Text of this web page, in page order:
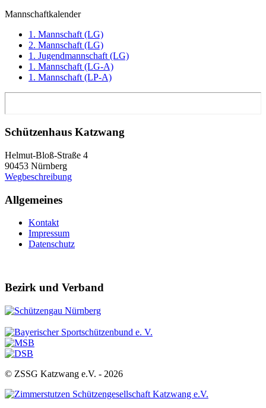
Mannschaftkalender
1. Mannschaft (LG)
2. Mannschaft (LG)
1. Jugendmannschaft (LG)
1. Mannschaft (LG-A)
1. Mannschaft (LP-A)
Schützenhaus Katzwang
Helmut-Bloß-Straße 4
90453 Nürnberg
Wegbeschreibung
Allgemeines
Kontakt
Impressum
Datenschutz
Bezirk und Verband
© ZSSG Katzwang e.V. - 2026